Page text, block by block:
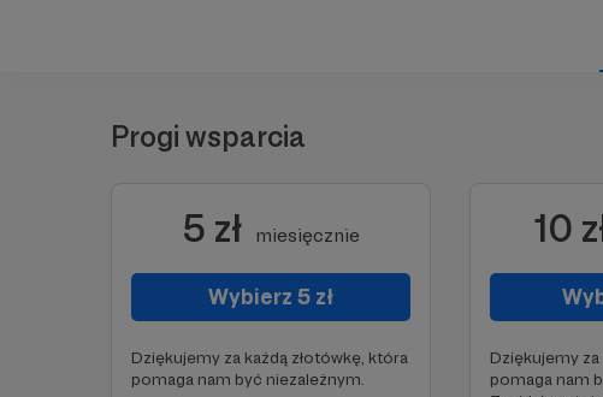
Progi wsparcia
5 zł miesięcznie
Wybierz 5 zł
Dziękujemy za każdą złotówkę, która
pomaga nam być niezależnym.
10
Dziękujemy
pomaga nam